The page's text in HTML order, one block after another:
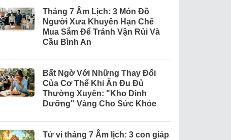
Tháng 7 Âm Lịch: 3 Món Đồ
Người Xưa Khuyên Hạn Chế
Mua Sắm Để Tránh Vận Rủi Và
Cầu Bình An
Bất Ngờ Với Những Thay Đổi
Của Cơ Thể Khi Ăn Đu Đủ
Thường Xuyên: "Kho Dinh
Dưỡng" Vàng Cho Sức Khỏe
Tử vi tháng 7 Âm lịch: 3 con giáp